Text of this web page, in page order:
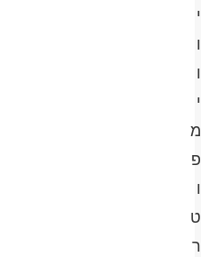
י
ו
ו
י
מ
פ
ו
ט
ר